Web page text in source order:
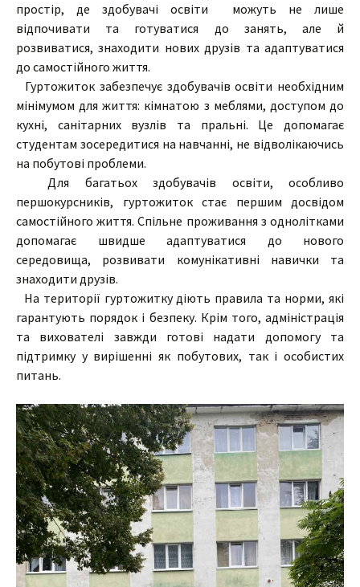
простір, де здобувачі освіти можуть не лише
відпочивати та готуватися до занять, але й
розвиватися, знаходити нових друзів та адаптуватися
до самостійного життя.
Гуртожиток забезпечує здобувачів освіти необхідним
мінімумом для життя: кімнатою з меблями, доступом до
кухні, санітарних вузлів та пральні. Це допомагає
студентам зосередитися на навчанні, не відволікаючись
на побутові проблеми.
Для багатьох здобувачів освіти, особливо
першокурсників, гуртожиток стає першим досвідом
самостійного життя. Спільне проживання з однолітками
допомагає швидше адаптуватися до нового
середовища, розвивати комунікативні навички та
знаходити друзів.
На території гуртожитку діють правила та норми, які
гарантують порядок і безпеку. Крім того, адміністрація
та вихователі завжди готові надати допомогу та
підтримку у вирішенні як побутових, так і особистих
питань.